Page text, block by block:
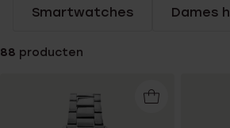
here:Smartwatches Dames
88 producten